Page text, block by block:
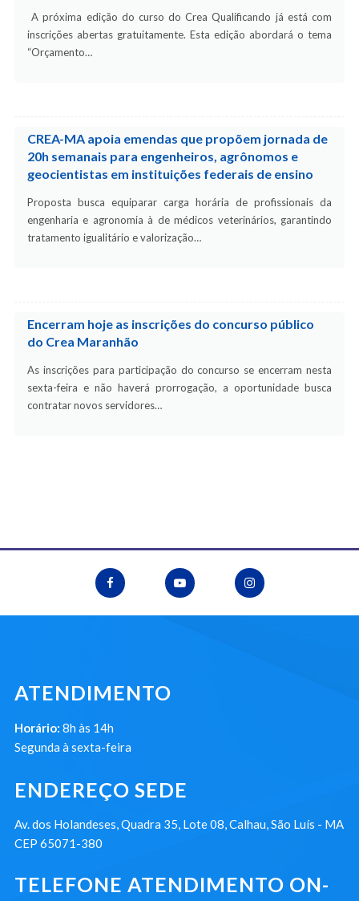
A próxima edição do curso do Crea Qualificando já está com
inscrições abertas gratuitamente. Esta edição abordará o tema
“Orçamento…
CREA-MA apoia emendas que propõem jornada de
20h semanais para engenheiros, agrônomos e
geocientistas em instituições federais de ensino
Proposta busca equiparar carga horária de profissionais da
engenharia e agronomia à de médicos veterinários, garantindo
tratamento igualitário e valorização…
Encerram hoje as inscrições do concurso público
do Crea Maranhão
As inscrições para participação do concurso se encerram nesta
sexta-feira e não haverá prorrogação, a oportunidade busca
contratar novos servidores…
ATENDIMENTO
Horário: 8h às 14h
Segunda à sexta-feira
ENDEREÇO SEDE
Av. dos Holandeses, Quadra 35, Lote 08, Calhau, São Luís - MA
CEP 65071-380
TELEFONE ATENDIMENTO ON-